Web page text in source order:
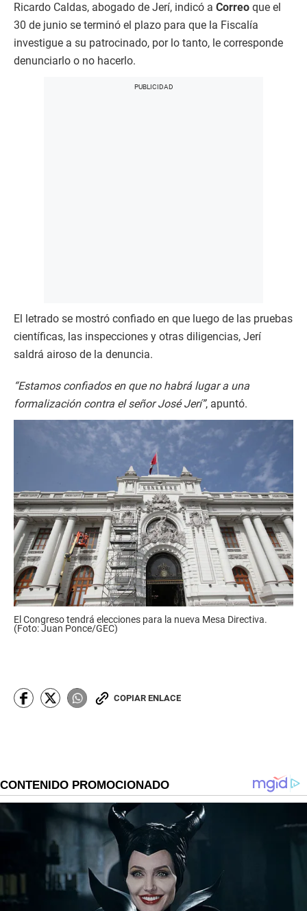
Ricardo Caldas, abogado de Jerí, indicó a Correo que el
30 de junio se terminó el plazo para que la Fiscalía
investigue a su patrocinado, por lo tanto, le corresponde
denunciarlo o no hacerlo.
El letrado se mostró confiado en que luego de las pruebas
científicas, las inspecciones y otras diligencias, Jerí
saldrá airoso de la denuncia.
“Estamos confiados en que no habrá lugar a una
formalización contra el señor José Jerí”, apuntó.
El Congreso tendrá elecciones para la nueva Mesa Directiva.
(Foto: Juan Ponce/GEC)
COPIAR ENLACE